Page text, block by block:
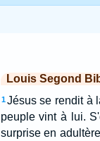
Louis Segond
1 Jésus se rendit à
peuple vint à lui.
surprise en